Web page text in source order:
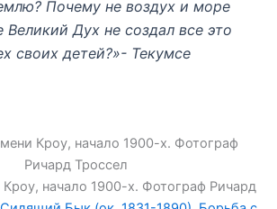
Почему не воздух и море
Великий Дух не создал все это
своих детей?»- Текумсе
начало 1900-х. Фотограф Ричард